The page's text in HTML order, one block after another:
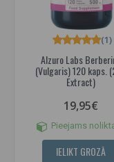
Alzuro Labs
(Vulgaris) 120 kaps.
Extract)
(1)
19,95€
Pieejams
IELIKT GROZĀ